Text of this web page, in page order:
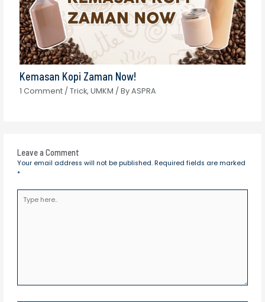
Kemasan Kopi Zaman Now!
1 Comment /Trick,UMKM / ByASPRA
Leave a Comment
Your email address will not be published. Required fields are marked
*
here..